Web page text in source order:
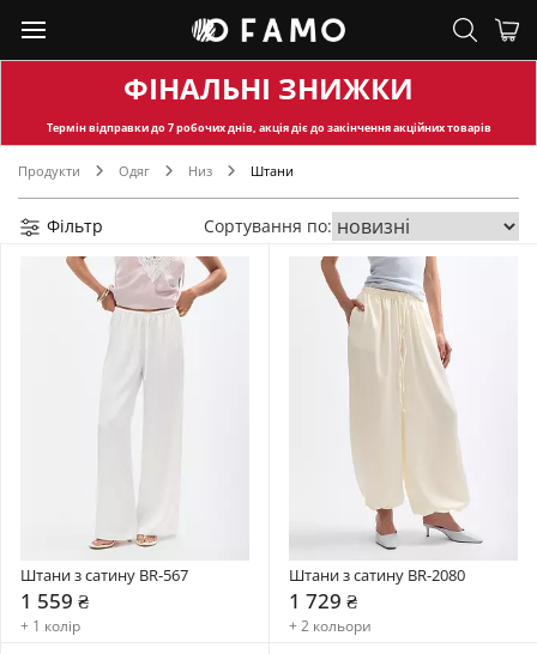
ФІНАЛЬНІ ЗНИЖКИ
Термін відправкидо 7 робочих днів, акція діє до закінчення акційних товарів
Продукти Одяг Низ Штани
Фільтр Сортування по:
Штани з сатину BR-567
1 559 ₴
+ 1 колір
Штани з сатину BR-2080
1 729 ₴
+ 2 кольори